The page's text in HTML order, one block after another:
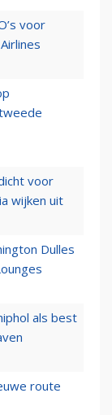
voor
voor
wijken uit
Dulles
als best
route